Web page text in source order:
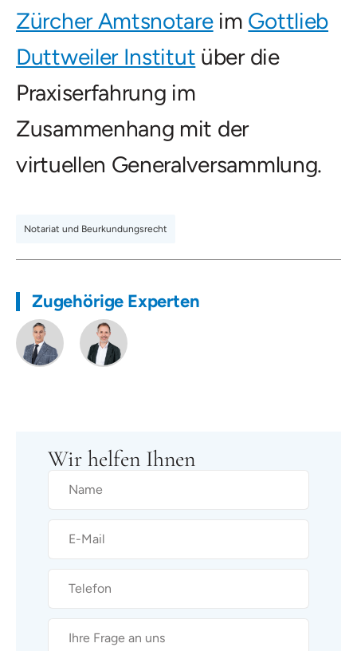
Zürcher Amtsnotareim Gottlieb
Duttweiler Institut über die
Praxiserfahrung im
Zusammenhang mit der
virtuellen Generalversammlung.
Notariat und Beurkundungsrecht
Zugehörige Experten
Wir helfen Ihnen